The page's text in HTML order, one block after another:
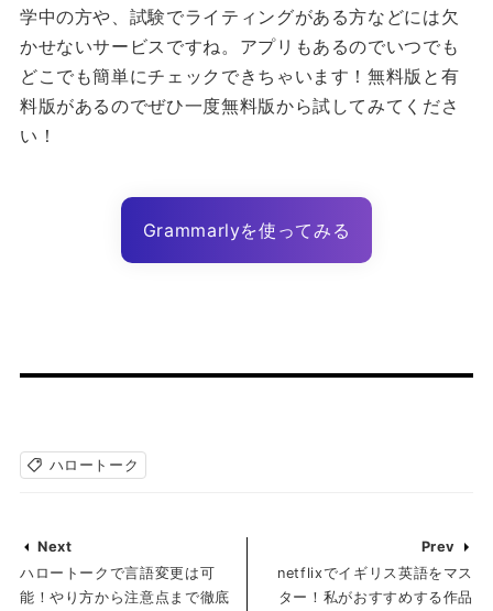
学中の方や、試験でライティングがある方などには欠
かせないサービスですね。アプリもあるのでいつでも
どこでも簡単にチェックできちゃいます！無料版と有
料版があるのでぜひ一度無料版から試してみてくださ
い！
Grammarlyを使ってみる
ハロートーク
Next
ハロートークで言語変更は可
能！やり方から注意点まで徹底
Prev
netflixでイギリス英語をマス
ター！私がおすすめする作品